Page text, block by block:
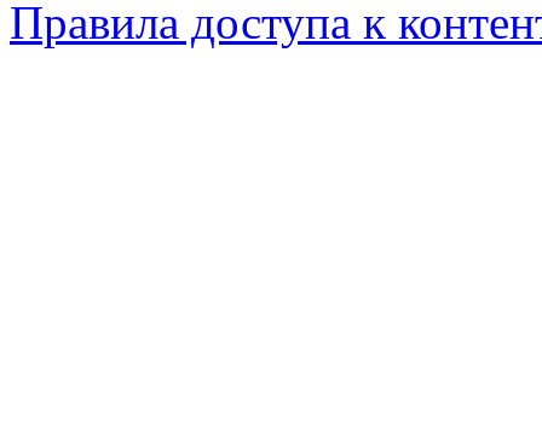
Правила доступа к